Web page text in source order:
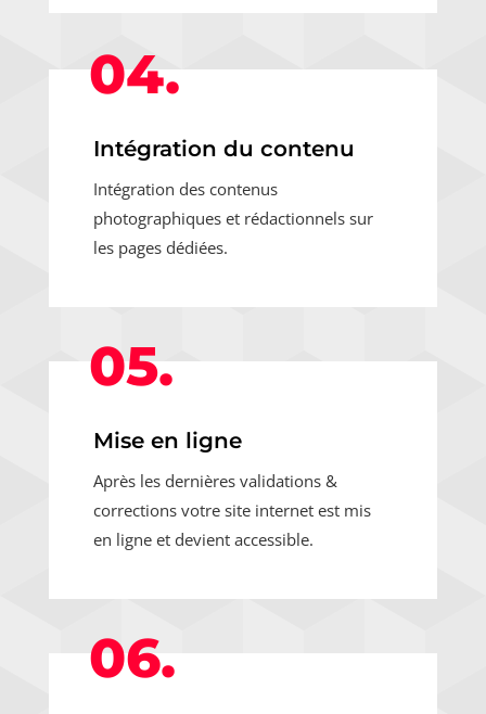
04.
Intégration du contenu
Intégration des contenus
photographiques et rédactionnels sur
les pages dédiées.
05.
Mise en ligne
Après les dernières validations &
corrections votre site internet est mis
en ligne et devient accessible.
06.